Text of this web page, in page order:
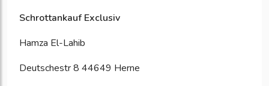
Schrottankauf Exclusiv
Hamza El-Lahib
Deutschestr 8 44649 Herne